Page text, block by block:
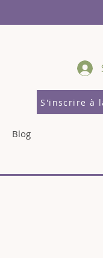
S'inscrire à
Blog